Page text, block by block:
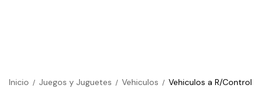
Inicio / Juegos y Juguetes / Vehiculos / Vehiculos a R/Control